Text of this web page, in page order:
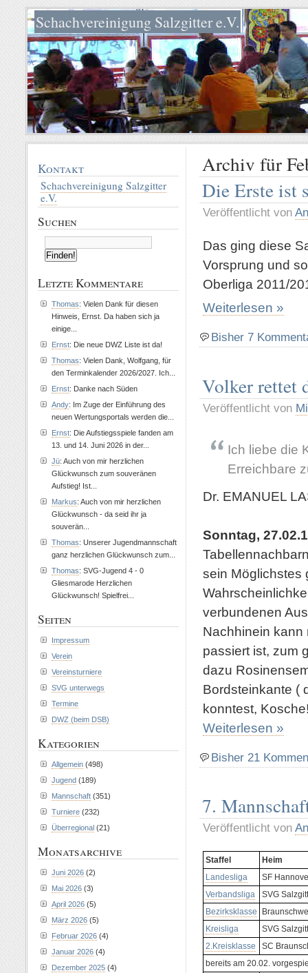
Schachvereinigung Salzgitter e.V.
Archiv für
Die Erste ist
Veröffentlicht von
Das ging diese
Vorsprung und
Oberliga 2011/
Weiterlesen »
Bisher 7
Volker rettet
Veröffentlicht von
Ich liebe die
Erreichbare
Dr. EMANUEL
Sonntag,
sein Möglichstes
verbundenen
Nachhinein kann
passiert ist, zum
dazu
Bordsteinkante (
konntest,
Weiterlesen »
Bisher 21
7.
Veröffentlicht von
Staffel
Heim
Landesliga
SF
Verbandsliga
SVG
Bezirksklasse
Kreisliga
SVG
2.Kreisklasse
SC
bereits am 20.02.
Kontakt
Schachvereinigung Salzgitter
e.V.
Suchen
Letzte Kommentare
Thomas: Vielen Dank für diesen
Hinweis, Ernst. Da haben sich ja
einige...
Ernst: Die neue DWZ Liste ist da!
Thomas: Vielen Dank, Wolfgang, für
den Terminkalender 2026/2027. Ich...
Ernst: Danke nach Süden
Andy: Im Zuge der Einführung des
neuen Wertungsportals werden die...
Ernst: Die Aufstiegsspiele fanden am
13. und 14. Juni 2026 in der...
Jü: Auch von mir herzlichen
Glückwunsch zum souveränen
Aufstieg! Ist...
Markus: Auch von mir herzlichen
Glückwunsch - da seid ihr ja
souverän...
Thomas: Unserer Jugendmannschaft
ganz herzlichen Glückwunsch zum...
Thomas: SVG-Jugend 4 - 0
Gliesmarode Herzlichen
Glückwunsch! Spielfrei...
Seiten
Impressum
Verein
Vereinsturniere
SVG unterwegs
Termine
DWZ (beim DSB)
Kategorien
Allgemein (498)
Jugend (189)
Mannschaft (351)
Turniere (232)
Überregional (21)
Monatsarchive
Juni 2026 (2)
Mai 2026 (3)
April 2026 (5)
März 2026 (5)
Februar 2026 (4)
Januar 2026 (4)
Dezember 2025 (4)